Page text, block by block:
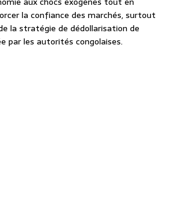
la confiance des marchés, surtout
la stratégie de dédollarisation de
par les autorités congolaises.